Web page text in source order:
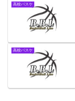
高校バスケ
高校バスケ